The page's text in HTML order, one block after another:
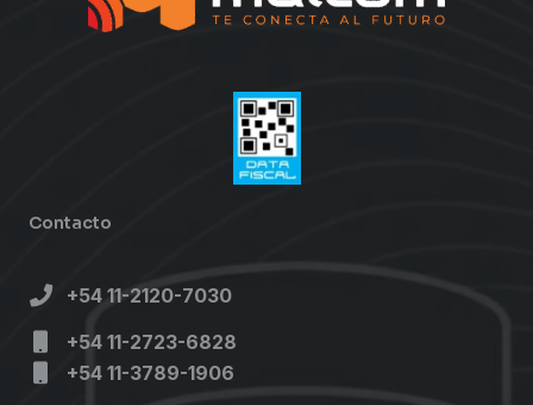
Contacto
+54 11-2120-7030
+54 11-2723-6828
+54 11-3789-1906